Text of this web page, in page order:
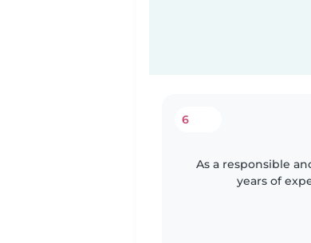
6
As a responsible
years of